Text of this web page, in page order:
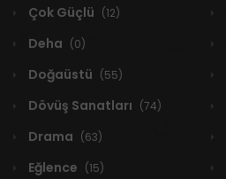
Çok Güçlü (12)
Deha (0)
Doğaüstü (55)
Dövüş Sanatları (74)
Drama (63)
Eğlence (15)